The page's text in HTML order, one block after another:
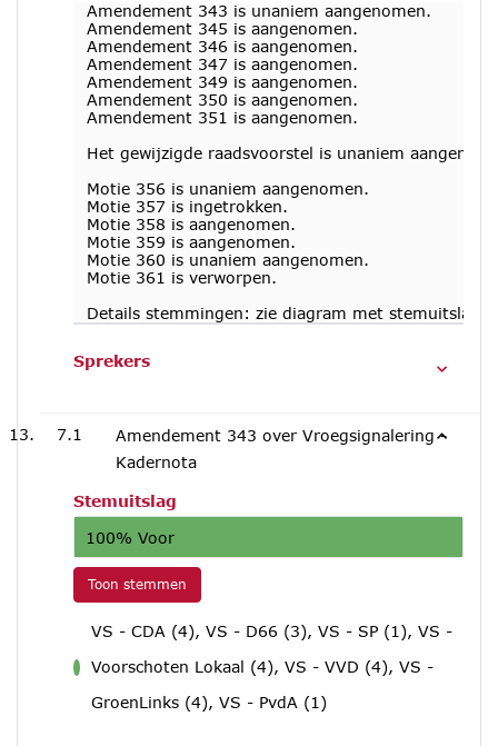
Amendement 343 is unaniem aangenomen.
Amendement 345 is aangenomen.
Amendement 346 is aangenomen.
Amendement 347 is aangenomen.
Amendement 349 is aangenomen.
Amendement 350 is aangenomen.
Amendement 351 is aangenomen.
Het gewijzigde raadsvoorstel is unaniem
Motie 356 is unaniem aangenomen.
Motie 357 is ingetrokken.
Motie 358 is aangenomen.
Motie 359 is aangenomen.
Motie 360 is unaniem aangenomen.
Motie 361 is verworpen.
Details stemmingen: zie diagram met stemuitslag
Sprekers
7.1
Amendement 343 over Vroegsignalering -
Kadernota
Stemuitslag
100% Voor
Toon stemmen
VS - CDA (4), VS - D66 (3), VS - SP (1), VS -
Voorschoten Lokaal (4), VS - VVD (4), VS -
GroenLinks (4), VS - PvdA (1)